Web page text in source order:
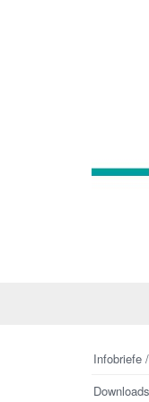
Infobriefe
Downloads